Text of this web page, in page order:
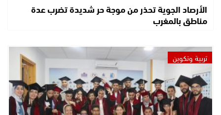
الأرصاد الجوية تحذر من موجة حر شديدة تضرب عدة
مناطق بالمغرب
تربية وتكوين